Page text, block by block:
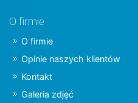
O firmie
O firmie
Opinie naszych klientów
Kontakt
Galeria zdjęć